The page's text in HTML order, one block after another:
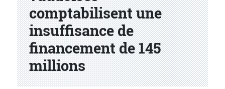
comptabilisent une
insuffisance de
financement de 145
millions